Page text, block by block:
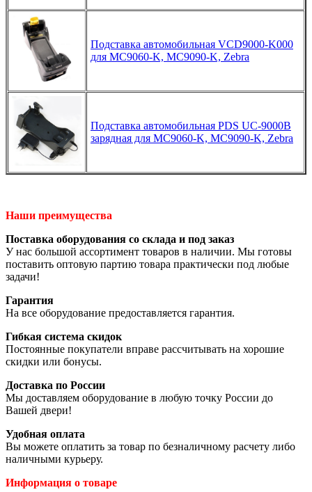
Подставка автомобильная VCD9000-K000
для MC9060-K, MC9090-K, Zebra
Подставка автомобильная PDS UC-9000B
зарядная для MC9060-K, MC9090-K, Zebra
Наши преимущества
Поставка оборудования со склада и под заказ
У нас большой ассортимент товаров в наличии. Мы готовы
поставить оптовую партию товара практически под любые
задачи!
Гарантия
На все оборудование предоставляется гарантия.
Гибкая система скидок
Постоянные покупатели вправе рассчитывать на хорошие
скидки или бонусы.
Доставка по России
Мы доставляем оборудование в любую точку России до
Вашей двери!
Удобная оплата
Вы можете оплатить за товар по безналичному расчету либо
наличными курьеру.
Информация о товаре